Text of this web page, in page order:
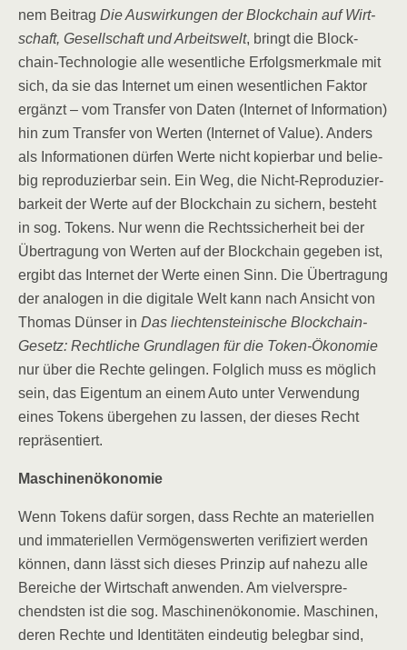
nem Bei­trag Die Aus­wir­kun­gen der Block­chain auf Wirt­
schaft, Gesell­schaft und Arbeits­welt, bringt die Block­
chain-Tech­no­lo­gie alle wesent­li­che Erfolgs­merk­ma­le mit
sich, da sie das Inter­net um einen wesent­li­chen Fak­tor
ergänzt – vom Trans­fer von Daten (Inter­net of Infor­ma­ti­on)
hin zum Trans­fer von Wer­ten (Inter­net of Value). Anders
als Infor­ma­tio­nen dür­fen Wer­te nicht kopier­bar und belie­
big repro­du­zier­bar sein. Ein Weg, die Nicht-Repro­du­zier­
bar­keit der Wer­te auf der Block­chain zu sichern, besteht
in sog. Tokens. Nur wenn die Rechts­si­cher­heit bei der
Über­tra­gung von Wer­ten auf der Block­chain gege­ben ist,
ergibt das Inter­net der Wer­te einen Sinn. Die Über­tra­gung
der ana­lo­gen in die digi­ta­le Welt kann nach Ansicht von
Tho­mas Dün­s­er in Das liech­ten­stei­ni­sche Block­chain-
Gesetz: Recht­li­che Grund­la­gen für die Token-Öko­no­mie
nur über die Rech­te gelin­gen. Folg­lich muss es mög­lich
sein, das Eigen­tum an einem Auto unter Ver­wen­dung
eines Tokens über­ge­hen zu las­sen, der die­ses Recht
repräsentiert.
Maschi­nen­öko­no­mie
Wenn Tokens dafür sor­gen, dass Rech­te an mate­ri­el­len
und imma­te­ri­el­len Ver­mö­gens­wer­ten veri­fi­ziert wer­den
kön­nen, dann lässt sich die­ses Prin­zip auf nahe­zu alle
Berei­che der Wirt­schaft anwen­den. Am viel­ver­spre­
chends­ten ist die sog. Maschi­nen­öko­no­mie. Maschi­nen,
deren Rech­te und Iden­ti­tä­ten ein­deu­tig beleg­bar sind,